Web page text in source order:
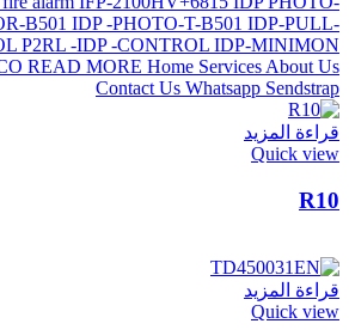
قراءة المزيد
Quick view
R10
قراءة المزيد
Quick view